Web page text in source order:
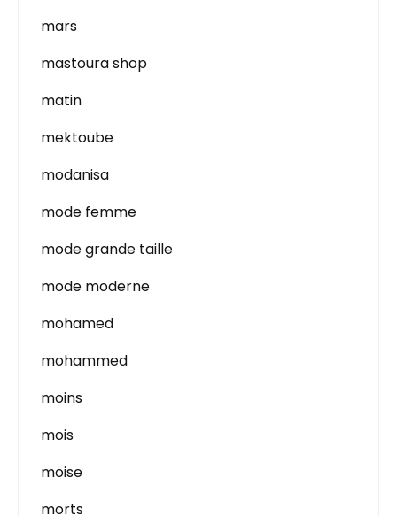
mars
mastoura shop
matin
mektoube
modanisa
mode femme
mode grande taille
mode moderne
mohamed
mohammed
moins
mois
moise
morts